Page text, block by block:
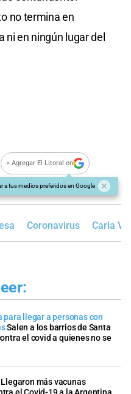
no termina en
ni en ningún lugar del
+ Agregar El Litoral en
a tus medios preferidos en Google
Coronavirus Carla
para llegar a personas con
Salen a los barrios de Santa
el covid a quienes no se
Llegaron más vacunas